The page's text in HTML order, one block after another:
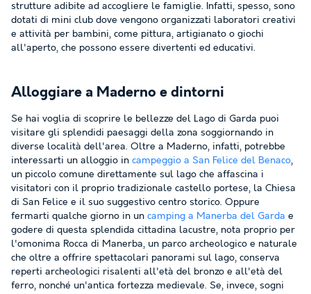
strutture adibite ad accogliere le famiglie. Infatti, spesso, sono
dotati di mini club dove vengono organizzati laboratori creativi
e attività per bambini, come pittura, artigianato o giochi
all'aperto, che possono essere divertenti ed educativi.
Alloggiare a Maderno e dintorni
Se hai voglia di scoprire le bellezze del Lago di Garda puoi
visitare gli splendidi paesaggi della zona soggiornando in
diverse località dell'area. Oltre a Maderno, infatti, potrebbe
interessarti un alloggio in campeggio a San Felice del Benaco,
un piccolo comune direttamente sul lago che affascina i
visitatori con il proprio tradizionale castello portese, la Chiesa
di San Felice e il suo suggestivo centro storico. Oppure
fermarti qualche giorno in un camping a Manerba del Garda e
godere di questa splendida cittadina lacustre, nota proprio per
l'omonima Rocca di Manerba, un parco archeologico e naturale
che oltre a offrire spettacolari panorami sul lago, conserva
reperti archeologici risalenti all'età del bronzo e all'età del
ferro, nonché un'antica fortezza medievale. Se, invece, sogni